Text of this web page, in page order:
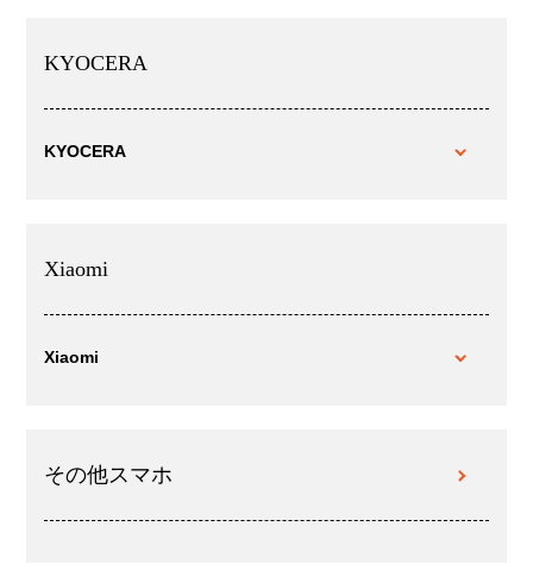
KYOCERA
KYOCERA
Xiaomi
Xiaomi
その他スマホ